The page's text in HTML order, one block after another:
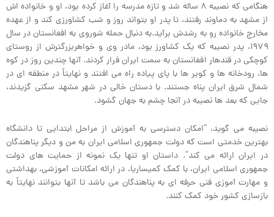
هنگامی که نصیبه ۸ ساله شد و تازه مدرسه را آغاز کرده بود، او و خانواده اش
از مشهد به دماوند رفتند، تا پدر او بتواند روز و شب کشاورزی کند و از عهده
مخارج خانواده رو به رشدش برآید.به دنبال حمله شوروی به افغانستان در سال
۱۹۷۹، پدر نصیبه که یک کشاورز بود، مادر وی و خواهربزرگترش از روستای
کوچکی در قندهار افغانستان به سمت ایران فرار کردند. آنها چندین روز در کوه
ها، رودخانه ها و کویر ها با پای پیاده راه می افتند و نهایتاً در منطقه ای در
شمال شرق ایران پناه جستند. با دستان خالی در شهر مشهد سکنی گزیدند،
جایی که بعد ها نصیبه در آنجا چشم به جهان گشود.
نصیبه می گوید، “امکان دسترسی به آموزش از مراحل ابتدایی تا دانشگاه
بهترین خدمتی است که دولت جمهوری اسلامی ایران به من و دیگر پناهندگان
در ایران ارائه می کند”. داستان او تنها یک نمونه از حمایت های دولت
جمهوری اسلامی ایران، با کمک کمیساریا، در ارائه امکانات آموزشی، بهداشتی
و مهارت آموزی فنی حرفه ای به پناهندگان می باشد تا آنها بتوانند نهایتاً به
بازسازی کشور خود کمک کنند.